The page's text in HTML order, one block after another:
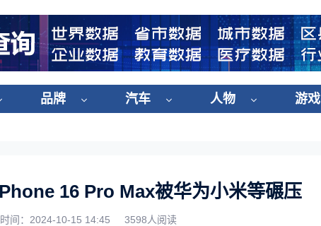
品牌 汽车 人物 游戏
16 Pro Max被华为小米等碾压
时间：2024-10-15 14:45 3598人阅读